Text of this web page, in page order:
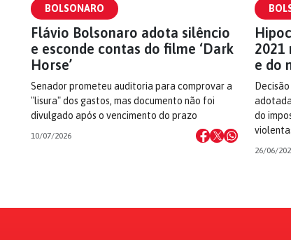
BOLSONARO
Flávio Bolsonaro adota silêncio
e esconde contas do filme ‘Dark
Horse’
Senador prometeu auditoria para comprovar a
"lisura" dos gastos, mas documento não foi
divulgado após o vencimento do prazo
10/07/2026
2021
e do
do
26/06/